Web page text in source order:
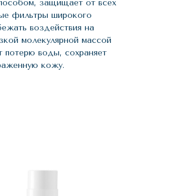
защищает от всех
фильтры широкого
воздействия на
молекулярной массой
потерю воды, сохраняет
кожу.